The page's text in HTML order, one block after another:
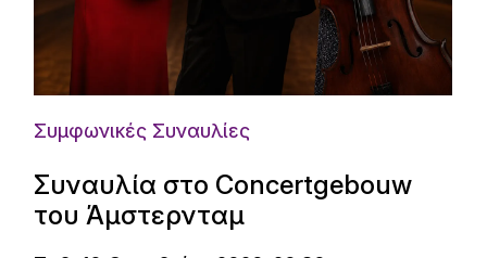
Συμφωνικές Συναυλίες
Συναυλία στο Concertgebouw
του Άμστερνταμ